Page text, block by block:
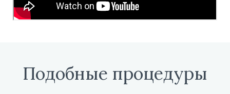
Подобные процедуры